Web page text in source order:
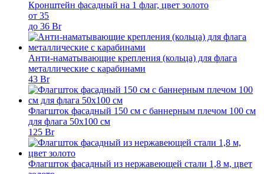
Кронштейн фасадный на 1 флаг, цвет золото
от 35
до 36 Br
Анти-наматывающие крепления (кольца) для флага
металлические с карабинами
43 Br
Флагшток фасадный 150 см с баннерным плечом 100 см
для флага 50х100 см
125 Br
Флагшток фасадный из нержавеющей стали 1,8 м, цвет